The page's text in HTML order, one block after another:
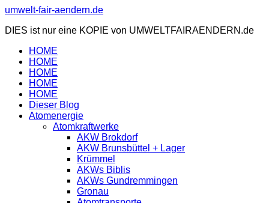
Zum
springen
umwelt-fair-aendern.de
DIES ist nur eine KOPIE von UMWELTFAIRAENDERN.de
HOME
HOME
HOME
HOME
HOME
Dieser Blog
Atomenergie
Atomkraftwerke
AKW Brokdorf
AKW Brunsbüttel + Lager
Krümmel
AKWs Biblis
AKWs Gundremmingen
Gronau